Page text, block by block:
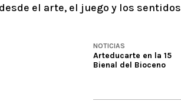
el arte, el juego y los sentidos
NOTICIAS
Arteducarte en la 15
Bienal del Bioceno